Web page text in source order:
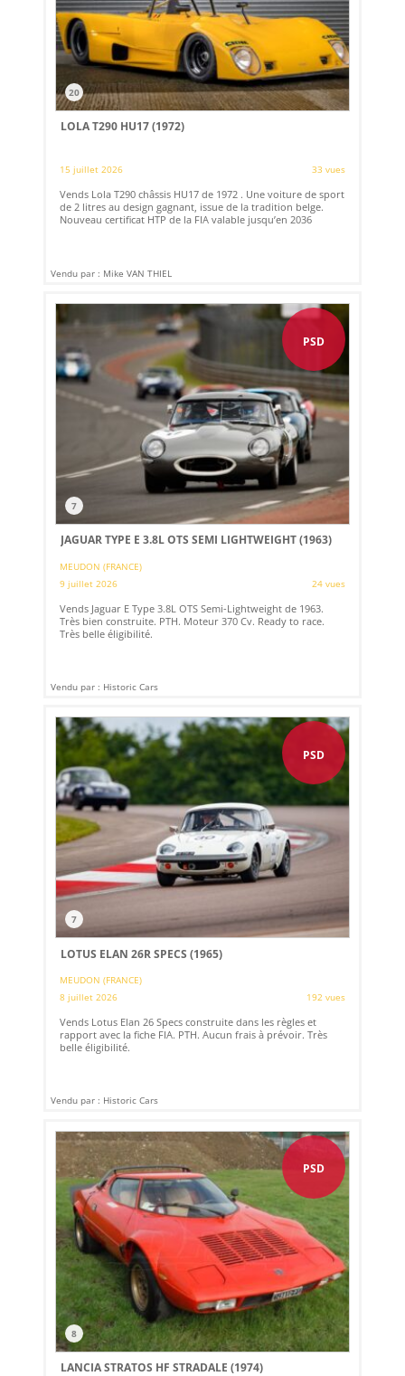
20
LOLA T290 HU17 (1972)
15 juillet 2026 33 vues
Vends Lola T290 châssis HU17 de 1972 . Une voiture de sport
de 2 litres au design gagnant, issue de la tradition belge.
Nouveau certificat HTP de la FIA valable jusqu’en 2036
Vendu par : Mike VAN THIEL
PSD
7
JAGUAR TYPE E 3.8L OTS SEMI LIGHTWEIGHT (1963)
MEUDON (FRANCE)
9 juillet 2026
24 vues
Vends Jaguar E Type 3.8L OTS Semi-Lightweight de 1963.
Très bien construite. PTH. Moteur 370 Cv. Ready to race.
Très belle éligibilité.
Vendu par : Historic Cars
PSD
7
LOTUS ELAN 26R SPECS (1965)
MEUDON (FRANCE)
8 juillet 2026
192 vues
Vends Lotus Elan 26 Specs construite dans les règles et
rapport avec la fiche FIA. PTH. Aucun frais à prévoir. Très
belle éligibilité.
Vendu par : Historic Cars
PSD
8
LANCIA STRATOS HF STRADALE (1974)